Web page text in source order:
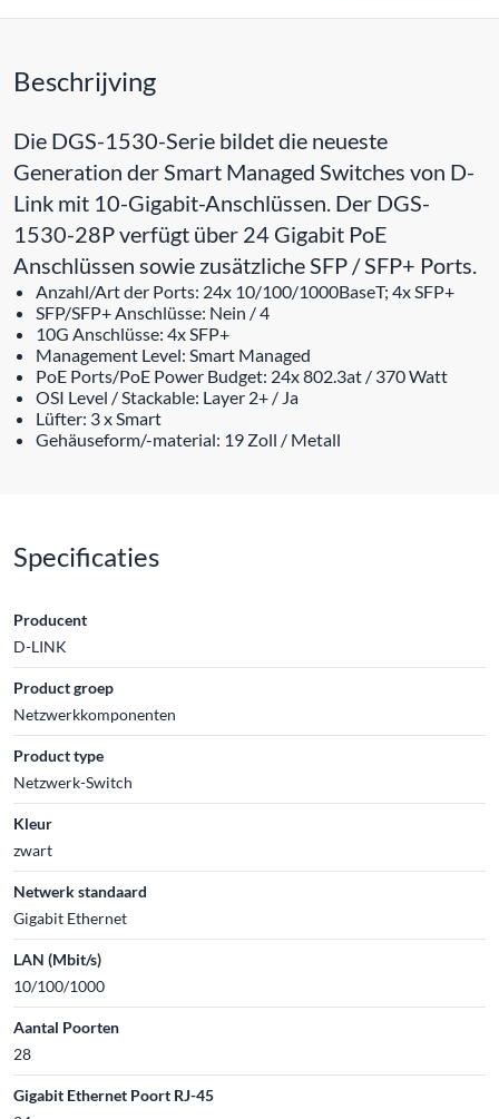
Beschrijving
Die DGS-1530-Serie bildet die neueste
Generation der Smart Managed Switches von D-
Link mit 10-Gigabit-Anschlüssen. Der DGS-
1530-28P verfügt über 24 Gigabit PoE
Anschlüssen sowie zusätzliche SFP / SFP+ Ports.
Anzahl/Art der Ports: 24x 10/100/1000BaseT; 4x SFP+
SFP/SFP+ Anschlüsse: Nein / 4
10G Anschlüsse: 4x SFP+
Management Level: Smart Managed
PoE Ports/PoE Power Budget: 24x 802.3at / 370 Watt
OSI Level / Stackable: Layer 2+ / Ja
Lüfter: 3 x Smart
Gehäuseform/-material: 19 Zoll / Metall
Specificaties
Producent
D-LINK
Product groep
Netzwerkkomponenten
Product type
Netzwerk-Switch
Kleur
zwart
Netwerk standaard
Gigabit Ethernet
LAN (Mbit/s)
10/100/1000
Aantal Poorten
28
Gigabit Ethernet Poort RJ-45